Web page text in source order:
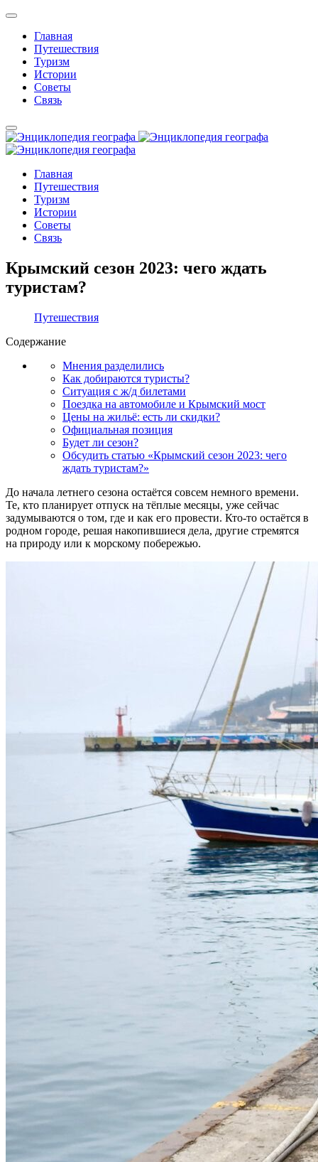
Главная
Путешествия
Туризм
Истории
Советы
Связь
Главная
Путешествия
Туризм
Истории
Советы
Связь
Крымский сезон 2023: чего ждать
туристам?
Путешествия
Содержание
Мнения разделились
Как добираются туристы?
Ситуация с ж/д билетами
Поездка на автомобиле и Крымский мост
Цены на жильё: есть ли скидки?
Официальная позиция
Будет ли сезон?
Обсудить статью «Крымский сезон 2023: чего
ждать туристам?»
До начала летнего сезона остаётся совсем немного времени.
Те, кто планирует отпуск на тёплые месяцы, уже сейчас
задумываются о том, где и как его провести. Кто-то остаётся в
родном городе, решая накопившиеся дела, другие стремятся
на природу или к морскому побережью.